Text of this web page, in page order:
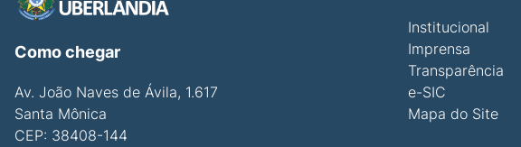
Como chegar
Av. João Naves de Ávila, 1.617
Santa Mônica
CEP: 38408-144
Institucional
Imprensa
Transparência
e-SIC
Mapa do Site